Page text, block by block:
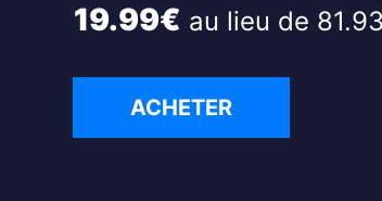
19.99€ au lieu de
ACHETER